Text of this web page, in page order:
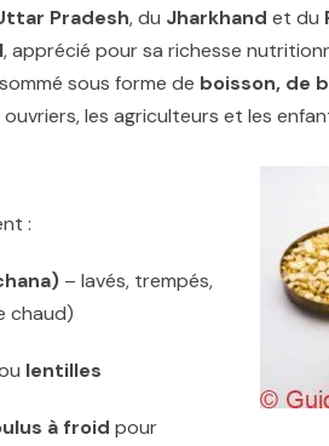
Pradesh, du Jharkhand et du
, apprécié pour sa richesse
sous forme de boisson, de
les agriculteurs et les
:
– lavés, trempés,
chaud)
lentilles
à froid pour